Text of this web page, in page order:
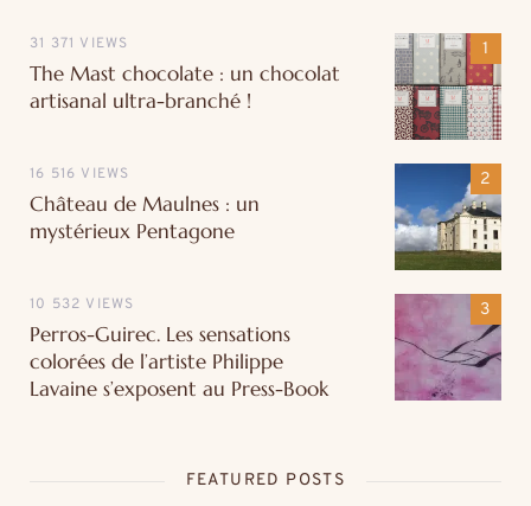
31 371 VIEWS
The Mast chocolate : un chocolat
artisanal ultra-branché !
16 516 VIEWS
Château de Maulnes : un
mystérieux Pentagone
10 532 VIEWS
Perros-Guirec. Les sensations
colorées de l’artiste Philippe
Lavaine s’exposent au Press-Book
FEATURED POSTS